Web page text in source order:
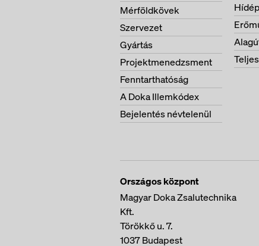
Mérföldkövek
Szervezet
Gyártás
Projektmenedzsment
Fenntarthatóság
A Doka Illemkódex
Bejelentés névtelenül
Országos központ
Magyar Doka Zsalutechnika
Kft.
Törökkő u. 7.
1037Budapest